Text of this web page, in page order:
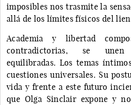
imposibles nos trasmite la
allá de los límites físicos del
Academia y libertad
contradictorias, se unen
equilibradas. Los temas
cuestiones universales. Su
vida y frente a este futuro
que Olga Sinclair expone y